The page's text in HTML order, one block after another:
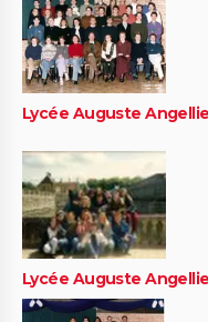
Lycée Auguste
Lycée Auguste